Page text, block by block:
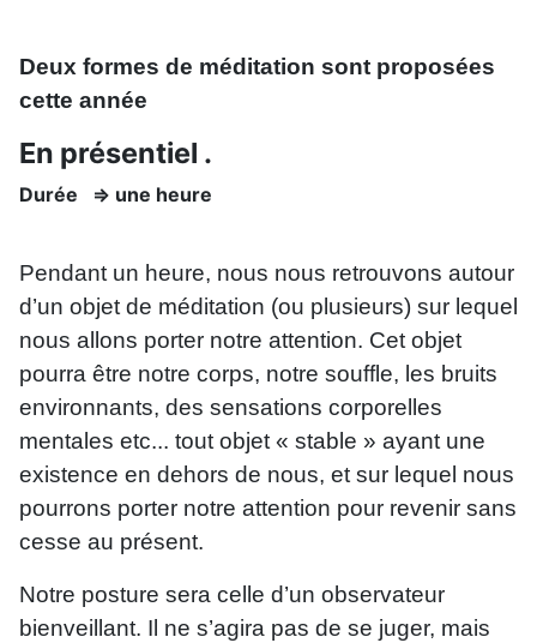
Deux formes de méditation sont proposées
cette année
En présentiel .
Durée => une heure
Pendant un heure, nous nous retrouvons autour
d’un objet de méditation (ou plusieurs) sur lequel
nous allons porter notre attention. Cet objet
pourra être notre corps, notre souffle, les bruits
environnants, des sensations corporelles
mentales etc... tout objet « stable » ayant une
existence en dehors de nous, et sur lequel nous
pourrons porter notre attention pour revenir sans
cesse au présent.
Notre posture sera celle d’un observateur
bienveillant. Il ne s’agira pas de se juger, mais